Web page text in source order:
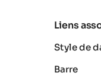
Liens
Style de
Barre